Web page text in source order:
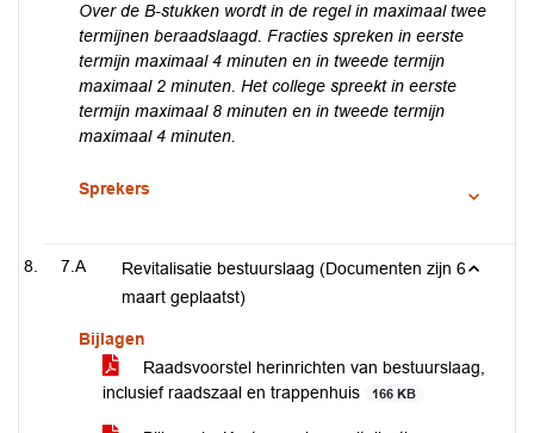
Over de B-stukken wordt in de regel in maximaal twee
termijnen beraadslaagd. Fracties spreken in eerste
termijn maximaal 4 minuten en in tweede termijn
maximaal 2 minuten. Het college spreekt in eerste
termijn maximaal 8 minuten en in tweede termijn
maximaal 4 minuten.
Sprekers
7.A
Revitalisatie bestuurslaag (Documenten zijn 6
maart geplaatst)
Bijlagen
Raadsvoorstel herinrichten van bestuurslaag,
inclusief raadszaal en trappenhuis
166 KB